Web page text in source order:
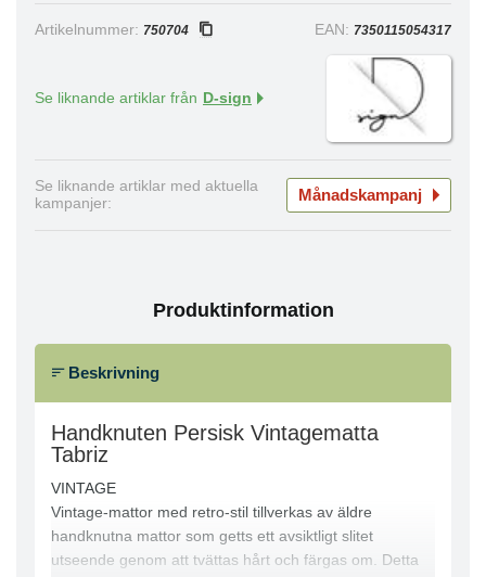
Artikelnummer: 750704 EAN: 7350115054317
Se liknande artiklar från D-sign
Se liknande artiklar med aktuella
kampanjer:
Månadskampanj
Produktinformation
Beskrivning
Handknuten Persisk Vintagematta
Tabriz
VINTAGE
Vintage-mattor med retro-stil tillverkas av äldre
handknutna mattor som getts ett avsiktligt slitet
utseende genom att tvättas hårt och färgas om. Detta